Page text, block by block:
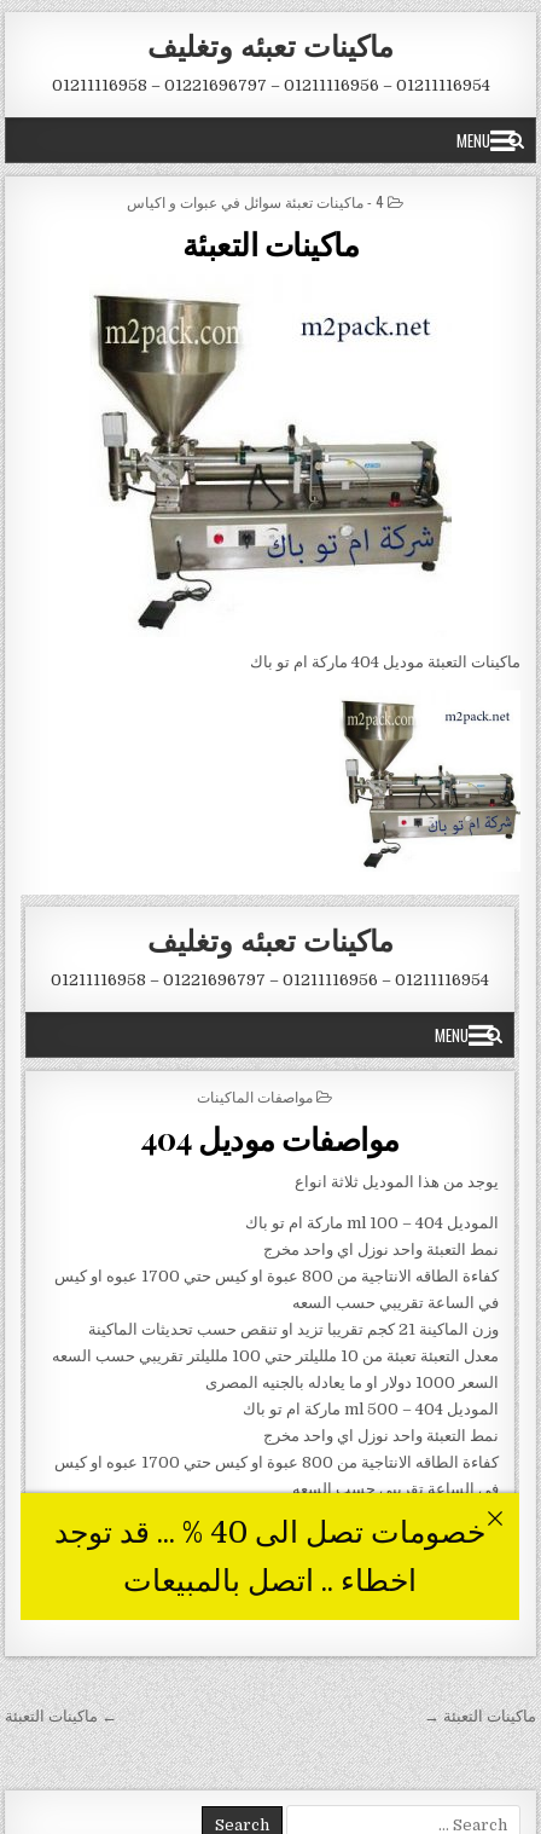
Skip to content
ماكينات تعبئه وتغليف
01211116954 – 01211116956 – 01221696797 – 01211116958
MENU
POSTED IN
4 - ماكينات تعبئة سوائل في عبوات و اكياس
ماكينات التعبئة
ماكينات التعبئة موديل 404 ماركة ام تو باك
تصفّح المقالات ← ماكينات التعبئة ماكينات التعبئة →
Search for: